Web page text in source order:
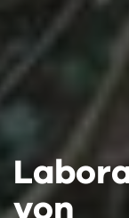
von
von
von